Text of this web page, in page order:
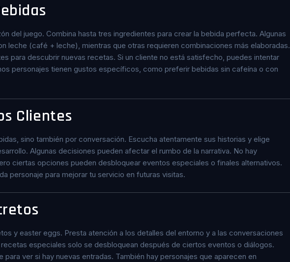
del juego. Combina hasta tres ingredientes para crear la bebida perfecta. Algunas
leche (café + leche), mientras que otras requieren combinaciones más elaboradas.
para descubrir nuevas recetas. Si un cliente no está satisfecho, puedes intentar
personajes tienen gustos específicos, como preferir bebidas sin cafeína o con
Clientes
sino también por conversación. Escucha atentamente sus historias y elige
Algunas decisiones pueden afectar el rumbo de la narrativa. No hay
ciertas opciones pueden desbloquear eventos especiales o finales alternativos.
personaje para mejorar tu servicio en futuras visitas.
y easter eggs. Presta atención a los detalles del entorno y a las conversaciones
especiales solo se desbloquean después de ciertos eventos o diálogos.
ver si hay nuevas entradas. También hay personajes que aparecen en